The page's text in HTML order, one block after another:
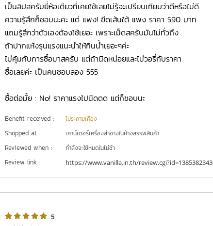
เป็นลิปสครับยี่ห้อเดียวที่เคยใช้เลยไม่รู้จะเปรียบเทียบว่าดีหรือไม่ดี
ความรู้สึกก็ชอบนะคะ แต่ แพง! ขีดเส้นใต้ แพง ราคา 590 บาท
แถมรู้สึกว่าตัวเองต้องใช้เยอะ เพราะเม็ดสครับมันไม่ทั่วถึง
ถ้าปากแห้งรุนแรงแนะนำให้กินน้ำเยอะๆค่ะ
ไม่คุ้มกับการซื้อมาสครับ แต่ถ้านิดหน่อยและไม่วอรี่กับราคา
ซื้อเลยค่ะ เป็นคนชอบลอง 555
ซื้อต่อมั้ย : No! ราคาแรงไปนิดดด แต่ก็ชอบนะ
Benefit received : ไม่ระคายเคือง
Shopped at : เคาน์เตอร์เครื่องสำอางในห้างสรรพสินค้า
Reviewed when : กำลังจะใช้หมดในไม่ช้า
Review link : https://www.vanilla.in.th/review.cgi?id=1385382343
5